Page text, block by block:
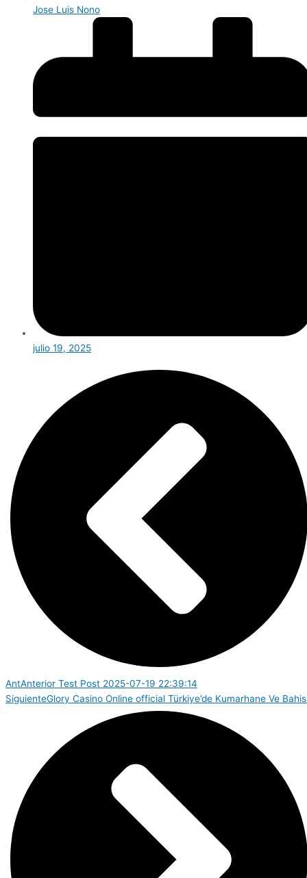
Jose Luis Nono
julio 19, 2025
AntAnterior Test Post 2025-07-19 22:39:14
SiguienteGlory Casino Online ️official Türkiye’de Kumarhane Ve